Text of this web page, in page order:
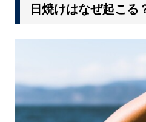
日焼けはなぜ起こる